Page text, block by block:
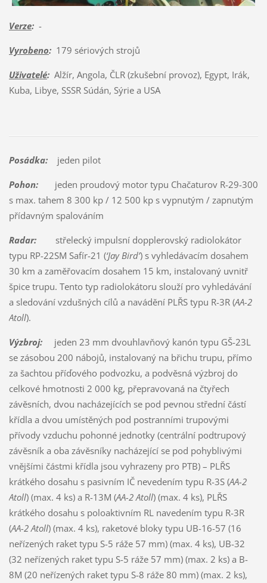
Verze:-
Vyrobeno:179 sériových strojů
Uživatelé:Alžír, Angola, ČLR (zkušební provoz), Egypt, Irák,
Kuba, Libye, SSSR Súdán, Sýrie a USA
Posádka:jeden pilot
Pohon:jeden proudový motor typu Chačaturov R-29-300
s max. tahem 8 300 kp / 12 500 kp s vypnutým / zapnutým
přídavným spalováním
Radar:střelecký impulsní dopplerovský radiolokátor
typu RP-22SM Safír-21 (‘Jay Bird’) s vyhledávacím dosahem
30 km a zaměřovacím dosahem 15 km, instalovaný uvnitř
špice trupu. Tento typ radiolokátoru slouží pro vyhledávání
a sledování vzdušných cílů a navádění PLŘS typu R-3R (AA-2
Atoll).
Výzbroj:jeden 23 mm dvouhlavňový kanón typu GŠ-23L
se zásobou 200 nábojů, instalovaný na břichu trupu, přímo
za šachtou příďového podvozku, a podvěsná výzbroj do
celkové hmotnosti 2 000 kg, přepravovaná na čtyřech
závěsních, dvou nacházejících se pod pevnou střední částí
křídla a dvou umístěných pod postranními trupovými
přívody vzduchu pohonné jednotky (centrální podtrupový
závěsník a oba závěsníky nacházející se pod pohyblivými
vnějšími částmi křídla jsou vyhrazeny pro PTB) – PLŘS
krátkého dosahu s pasivním IČ nevedením typu R-3S (AA-2
Atoll) (max. 4 ks) a R-13M (AA-2 Atoll) (max. 4 ks), PLŘS
krátkého dosahu s poloaktivním RL navedením typu R-3R
(AA-2 Atoll) (max. 4 ks), raketové bloky typu UB-16-57 (16
neřízených raket typu S-5 ráže 57 mm) (max. 4 ks), UB-32
(32 neřízených raket typu S-5 ráže 57 mm) (max. 2 ks) a B-
8M (20 neřízených raket typu S-8 ráže 80 mm) (max. 2 ks),